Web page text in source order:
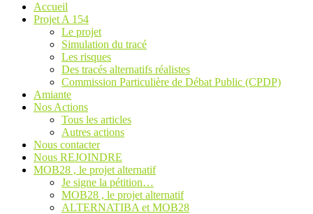
Accueil
Projet A 154
Le projet
Simulation du tracé
Les risques
Des tracés alternatifs réalistes
Commission Particulière de Débat Public (CPDP)
Amiante
Nos Actions
Tous les articles
Autres actions
Nous contacter
Nous REJOINDRE
MOB28 , le projet alternatif
Je signe la pétition…
MOB28 , le projet alternatif
ALTERNATIBA et MOB28